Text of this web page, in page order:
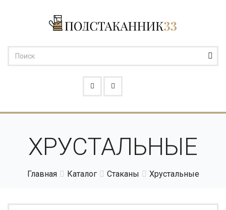
ХРУСТАЛЬНЫЕ
Главная Каталог Стаканы Хрустальные